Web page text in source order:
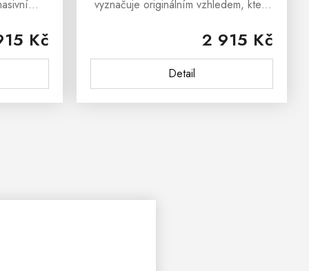
Kč
rovněž
židle
2 915 Kč
Detail
vyznačuje originálním vzhledem, který
neboť je velmi elegantní, pohodlná a
nezabírá mnoho místa.Nábytek z
masivu...